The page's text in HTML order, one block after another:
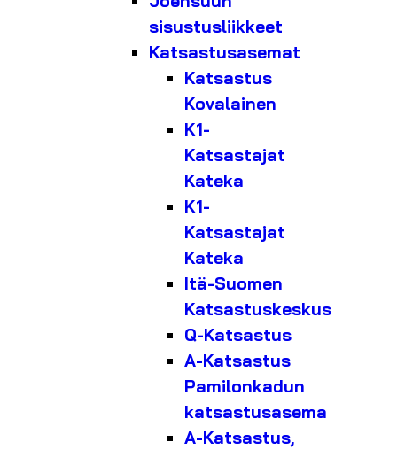
sisustusliikkeet
Katsastusasemat
Katsastus
Kovalainen
K1-
Katsastajat
Kateka
K1-
Katsastajat
Kateka
Itä-Suomen
Katsastuskeskus
Q-Katsastus
A-Katsastus
Pamilonkadun
katsastusasema
A-Katsastus,